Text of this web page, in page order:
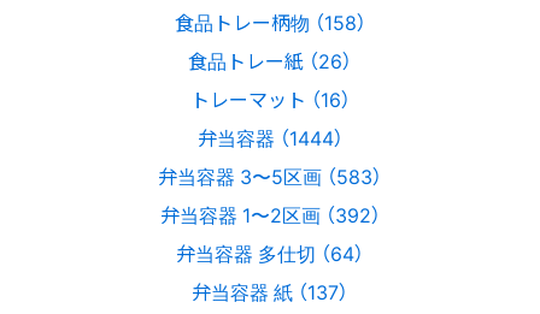
食品トレー柄物 （158）
食品トレー紙 （26）
トレーマット （16）
弁当容器 （1444）
弁当容器 3〜5区画 （583）
弁当容器 1〜2区画 （392）
弁当容器 多仕切 （64）
弁当容器 紙 （137）